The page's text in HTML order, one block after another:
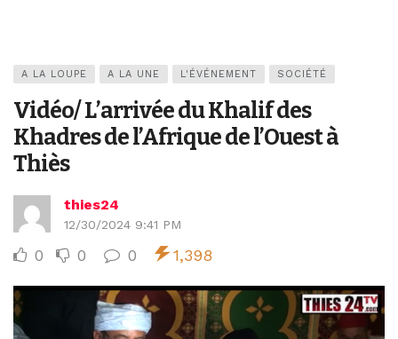
A LA LOUPE A LA UNE L'ÉVÉNEMENT SOCIÉTÉ
Vidéo/ L’arrivée du Khalif des
Khadres de l’Afrique de l’Ouest à
Thiès
thies24
12/30/2024 9:41 PM
0 0 0 1,398